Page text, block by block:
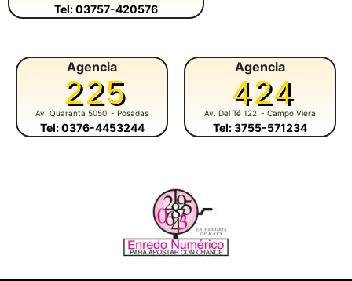
Tel: 03757-420576
Agencia
225
Av. Quaranta 5050 - Posadas
Tel: 0376-4453244
Agencia
424
Av. Del Té 122 - Campo Viera
Tel: 3755-571234